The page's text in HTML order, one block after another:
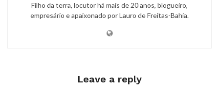
Filho da terra, locutor há mais de 20 anos, blogueiro,
empresário e apaixonado por Lauro de Freitas-Bahia.
Leave a reply